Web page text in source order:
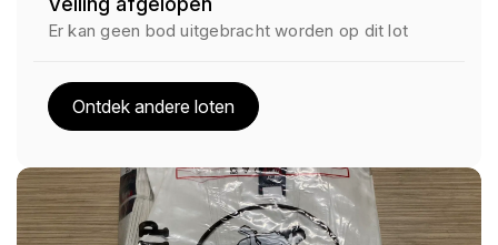
Er kan geen bod uitgebracht worden op dit lot
Ontdek andere loten